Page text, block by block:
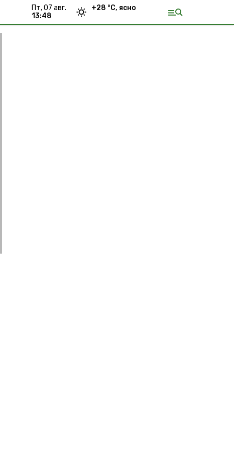
пт, 07 авг.
13:48
+28 °С, ясно